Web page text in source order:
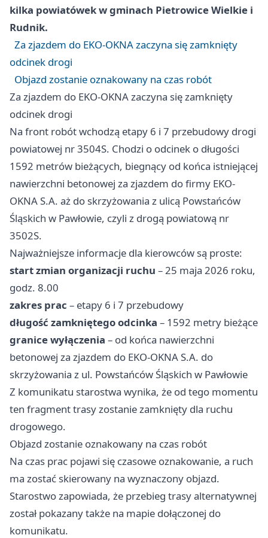
kilka powiatówek w gminach Pietrowice Wielkie i
Rudnik.
Za zjazdem do EKO-OKNA zaczyna się zamknięty
odcinek drogi
Objazd zostanie oznakowany na czas robót
Za zjazdem do EKO-OKNA zaczyna się zamknięty
odcinek drogi
Na front robót wchodzą etapy 6 i 7 przebudowy drogi
powiatowej nr 3504S. Chodzi o odcinek o długości
1592 metrów bieżących, biegnący od końca istniejącej
nawierzchni betonowej za zjazdem do firmy EKO-
OKNA S.A. aż do skrzyżowania z ulicą Powstańców
Śląskich w Pawłowie, czyli z drogą powiatową nr
3502S.
Najważniejsze informacje dla kierowców są proste:
start zmian organizacji ruchu – 25 maja 2026 roku,
godz. 8.00
zakres prac – etapy 6 i 7 przebudowy
długość zamkniętego odcinka – 1592 metry bieżące
granice wyłączenia – od końca nawierzchni
betonowej za zjazdem do EKO-OKNA S.A. do
skrzyżowania z ul. Powstańców Śląskich w Pawłowie
Z komunikatu starostwa wynika, że od tego momentu
ten fragment trasy zostanie zamknięty dla ruchu
drogowego.
Objazd zostanie oznakowany na czas robót
Na czas prac pojawi się czasowe oznakowanie, a ruch
ma zostać skierowany na wyznaczony objazd.
Starostwo zapowiada, że przebieg trasy alternatywnej
został pokazany także na mapie dołączonej do
komunikatu.